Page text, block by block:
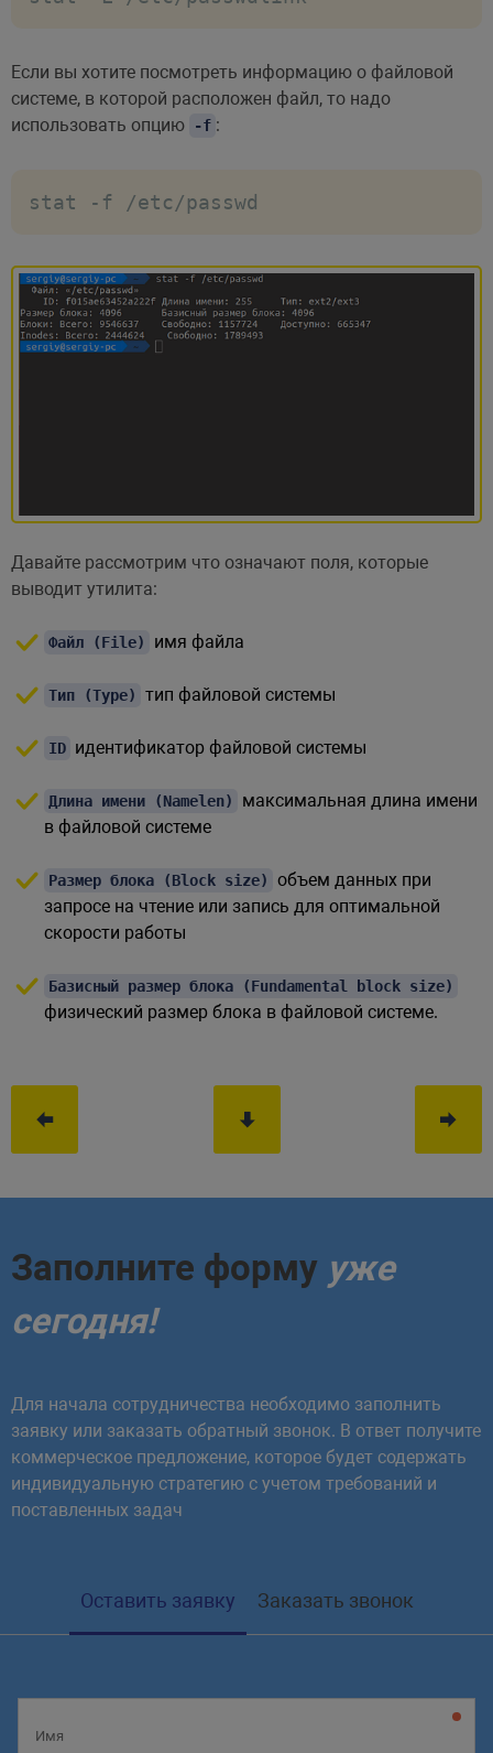
Если вы хотите посмотреть информацию о файловой
системе, в которой расположен файл, то надо
использовать опцию
-f :
stat -f /etc/passwd
Давайте рассмотрим что означают поля, которые
выводит утилита:
Файл (File) имя файла
Тип (Type) тип файловой системы
ID идентификатор файловой системы
Длина имени (Namelen)
максимальная длина имени
в файловой системе
Размер блока (Block size)
объем данных при
запросе на чтение или запись для оптимальной
скорости работы
Базисный размер блока (Fundamental block size)
физический размер блока в файловой системе.
Заполните форму уже
сегодня!
Для начала сотрудничества необходимо заполнить
заявку или заказать обратный звонок. В ответ получите
коммерческое предложение, которое будет содержать
индивидуальную стратегию с учетом требований и
поставленных задач
Оставить заявку Заказать звонок